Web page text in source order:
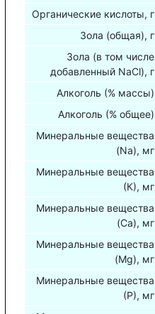
Органические кислоты, г
Зола (общая), г
Зола (в том числе
добавленный NaCl), г
Алкоголь (% массы)
Алкоголь (% общее)
Минеральные вещества
(Na), мг
Минеральные вещества
(К), мг
Минеральные вещества
(Са), мг
Минеральные вещества
(Mg), мг
Минеральные вещества
(Р), мг